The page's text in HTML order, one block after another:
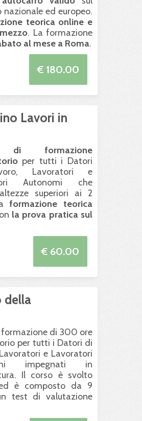
ed europeo.
teorica online e
. La formazione
al mese a Roma.
€ 180.00
Lavori in
di formazione
per tutti i Datori
Lavoratori e
Autonomi che
superiori ai 2
formazione teorica
la prova pratica sul
€ 60.00
della
formazione di 300 ore
per tutti i Datori di
e Lavoratori
impegnati in
Il corso è svolto
è composto da 9
test di valutazione